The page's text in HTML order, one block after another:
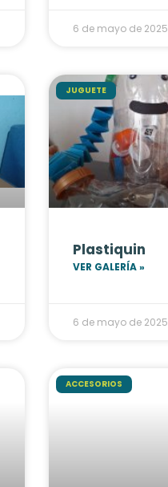
6 de mayo de 2025
JUGUETE
Plastiquin
VER GALERÍA »
6 de mayo de 2025
ACCESORIOS